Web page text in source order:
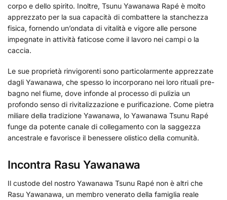
corpo e dello spirito. Inoltre, Tsunu Yawanawa Rapé è molto
apprezzato per la sua capacità di combattere la stanchezza
fisica, fornendo un’ondata di vitalità e vigore alle persone
impegnate in attività faticose come il lavoro nei campi o la
caccia.
Le sue proprietà rinvigorenti sono particolarmente apprezzate
dagli Yawanawa, che spesso lo incorporano nei loro rituali pre-
bagno nel fiume, dove infonde al processo di pulizia un
profondo senso di rivitalizzazione e purificazione. Come pietra
miliare della tradizione Yawanawa, lo Yawanawa Tsunu Rapé
funge da potente canale di collegamento con la saggezza
ancestrale e favorisce il benessere olistico della comunità.
Incontra Rasu Yawanawa
Il custode del nostro Yawanawa Tsunu Rapé non è altri che
Rasu Yawanawa, un membro venerato della famiglia reale